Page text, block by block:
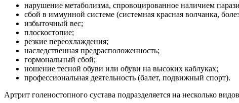
нарушение метаболизма, спровоцированное наличием
сбой в иммунной системе (системная красная волчанка,
избыточный вес;
плоскостопие;
резкие переохлаждения;
наследственная предрасположенность;
гормональный сбой;
ношение тесной обуви или обуви на высоких каблуках;
профессиональная деятельность (балет, подвижный спорт).
Артрит голеностопного сустава подразделяется на несколько